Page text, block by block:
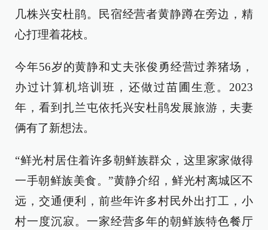
几株兴安杜鹃。民宿经营者黄静蹲在旁边，精
心打理着花枝。
今年56岁的黄静和丈夫张俊勇经营过养猪场，
办过计算机培训班，还做过苗圃生意。2023
年，看到扎兰屯依托兴安杜鹃发展旅游，夫妻
俩有了新想法。
“鲜光村居住着许多朝鲜族群众，这里家家做得
一手朝鲜族美食。”黄静介绍，鲜光村离城区不
远，交通便利，前些年许多村民外出打工，小
村一度沉寂。一家经营多年的朝鲜族特色餐厅